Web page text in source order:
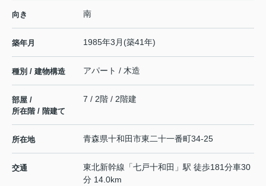
向き 南
築年月 1985年3月(築41年)
種別 / 建物構造 アパート / 木造
部屋 /
所在階 / 階建て
7 / 2階 / 2階建
所在地 青森県十和田市東二十一番町34-25
交通 東北新幹線 「七戸十和田 」駅 徒歩181分車30
分 14.0km